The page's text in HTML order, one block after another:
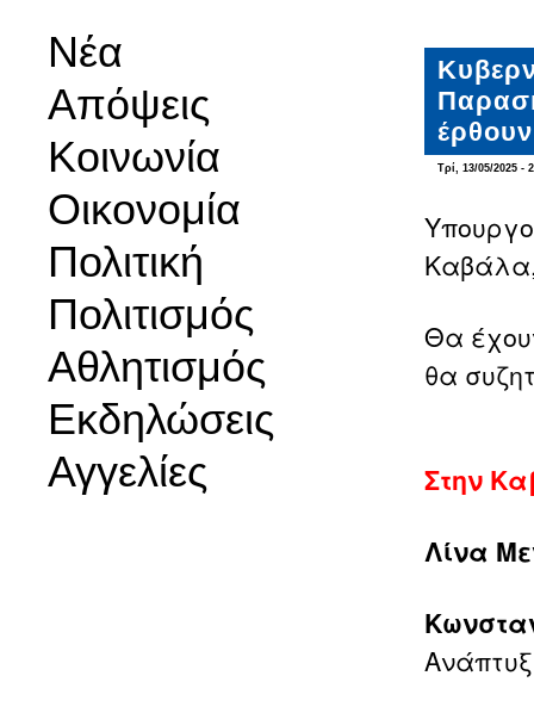
Νέα
Απόψεις
Κοινωνία
Οικονομία
Πολιτική
Πολιτισμός
Αθλητισμός
Εκδηλώσεις
Αγγελίες
Τρί, 13/05/2025 -
Θα
θα
Στην
Λίνα